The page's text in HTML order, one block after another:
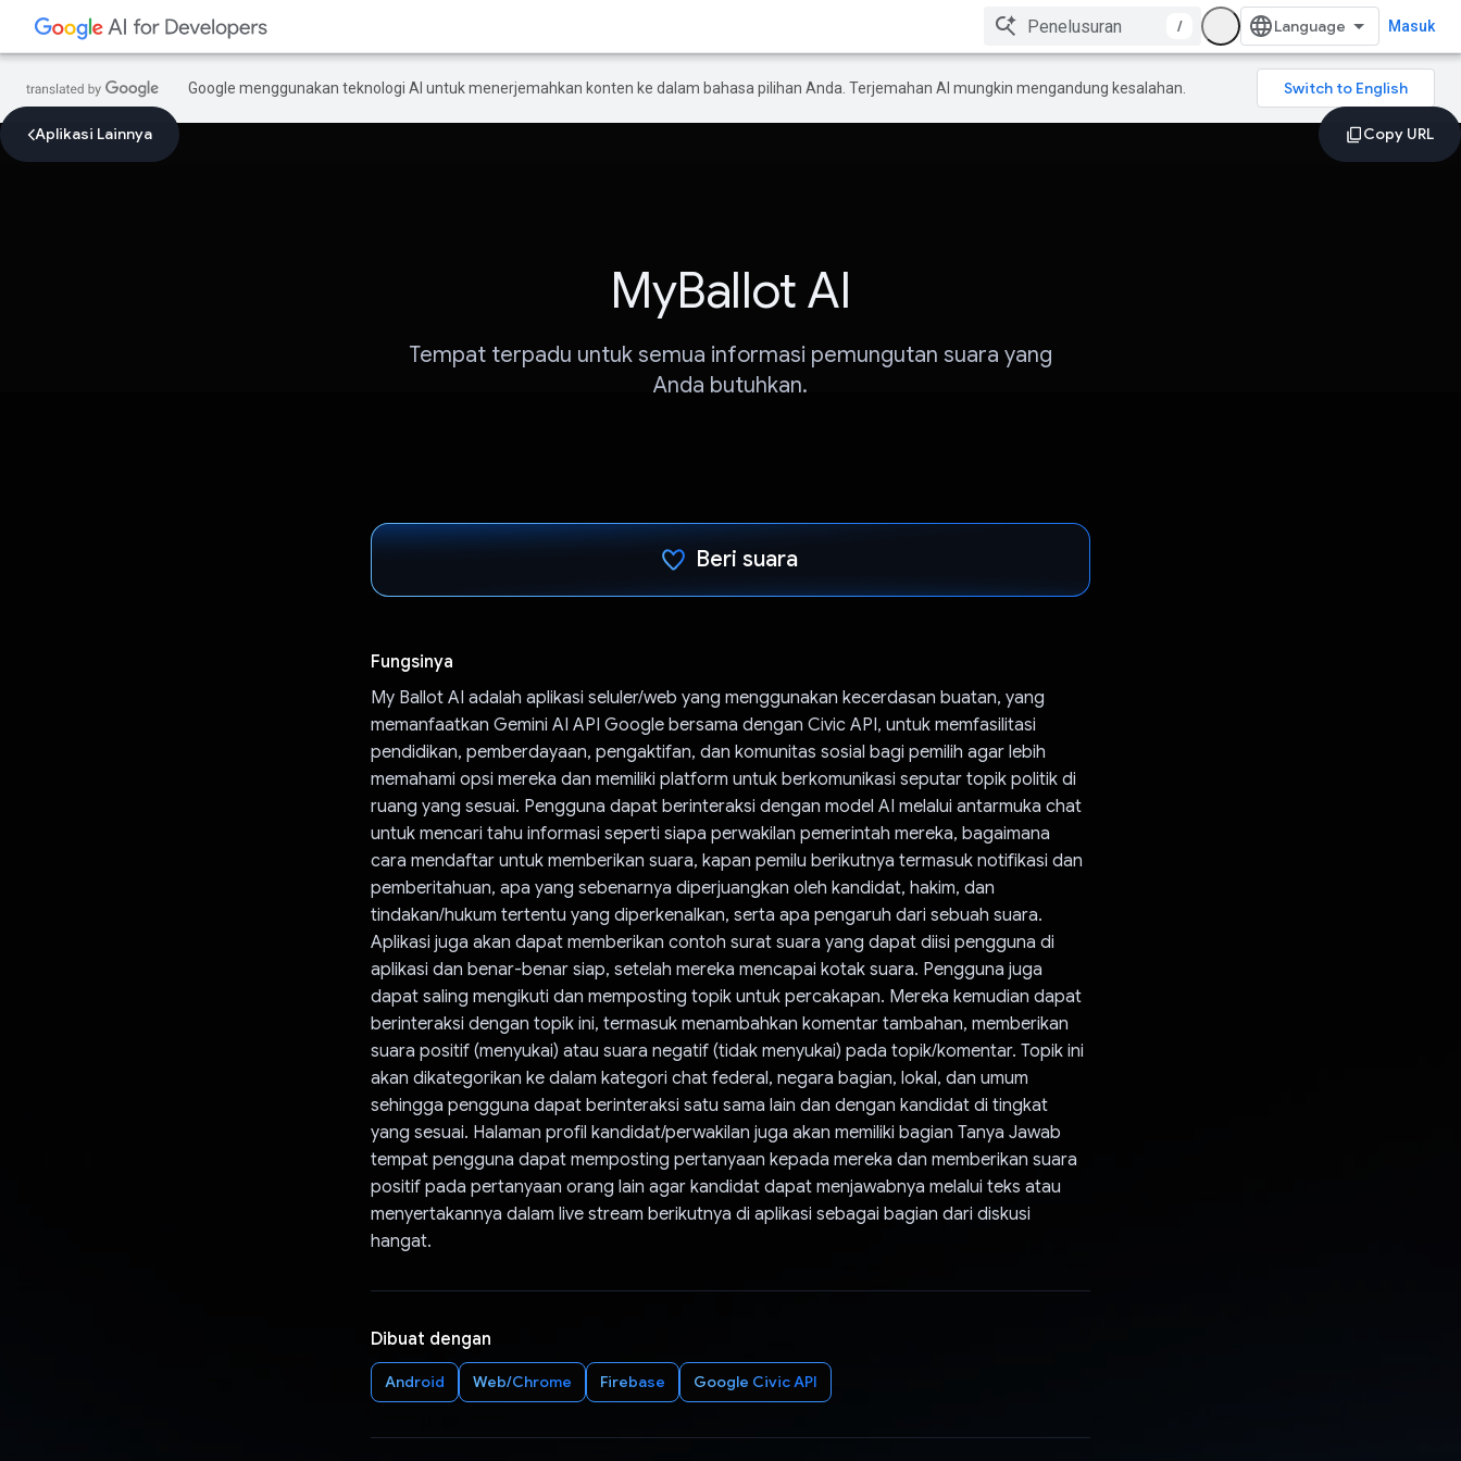
/ Masuk
Google menggunakan teknologi AI untuk menerjemahkan konten ke dalam bahasa pilihan Anda. Terjemahan AI mungkin mengandung kesalahan.
Aplikasi Lainnya
MyBallot AI
Tempat terpadu untuk semua informasi pemungutan suara yang
Anda butuhkan.
Beri suara
Fungsinya
My Ballot AI adalah aplikasi seluler/web yang menggunakan kecerdasan buatan, yang
memanfaatkan Gemini AI API Google bersama dengan Civic API, untuk memfasilitasi
pendidikan, pemberdayaan, pengaktifan, dan komunitas sosial bagi pemilih agar lebih
memahami opsi mereka dan memiliki platform untuk berkomunikasi seputar topik politik di
ruang yang sesuai. Pengguna dapat berinteraksi dengan model AI melalui antarmuka chat
untuk mencari tahu informasi seperti siapa perwakilan pemerintah mereka, bagaimana
cara mendaftar untuk memberikan suara, kapan pemilu berikutnya termasuk notifikasi dan
pemberitahuan, apa yang sebenarnya diperjuangkan oleh kandidat, hakim, dan
tindakan/hukum tertentu yang diperkenalkan, serta apa pengaruh dari sebuah suara.
Aplikasi juga akan dapat memberikan contoh surat suara yang dapat diisi pengguna di
aplikasi dan benar-benar siap, setelah mereka mencapai kotak suara. Pengguna juga
dapat saling mengikuti dan memposting topik untuk percakapan. Mereka kemudian dapat
berinteraksi dengan topik ini, termasuk menambahkan komentar tambahan, memberikan
suara positif (menyukai) atau suara negatif (tidak menyukai) pada topik/komentar. Topik ini
akan dikategorikan ke dalam kategori chat federal, negara bagian, lokal, dan umum
sehingga pengguna dapat berinteraksi satu sama lain dan dengan kandidat di tingkat
yang sesuai. Halaman profil kandidat/perwakilan juga akan memiliki bagian Tanya Jawab
tempat pengguna dapat memposting pertanyaan kepada mereka dan memberikan suara
positif pada pertanyaan orang lain agar kandidat dapat menjawabnya melalui teks atau
menyertakannya dalam live stream berikutnya di aplikasi sebagai bagian dari diskusi
hangat.
Dibuat dengan
Android Web/Chrome Firebase Google Civic API